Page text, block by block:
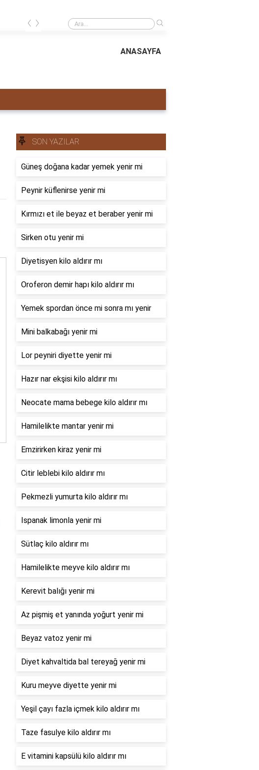
Havaalanında operatör ne iş yapar?
‹ ›
ANASAYFA
SON YAZILAR
Güneş doğana kadar yemek yenir mi
Peynir küflenirse yenir mi
Kırmızı et ile beyaz et beraber yenir mi
Sirken otu yenir mi
Diyetisyen kilo aldırır mı
Oroferon demir hapı kilo aldırır mı
Yemek spordan önce mi sonra mı yenir
Mini balkabağı yenir mi
Lor peyniri diyette yenir mi
Hazır nar ekşisi kilo aldırır mı
Neocate mama bebege kilo aldırır mı
Hamilelikte mantar yenir mi
Emzirirken kiraz yenir mi
Citir leblebi kilo aldırır mı
Pekmezli yumurta kilo aldırır mı
Ispanak limonla yenir mi
Sütlaç kilo aldırır mı
Hamilelikte meyve kilo aldırır mı
Kerevit balığı yenir mi
Az pişmiş et yanında yoğurt yenir mi
Beyaz vatoz yenir mi
Diyet kahvaltida bal tereyağ yenir mi
Kuru meyve diyette yenir mi
Yeşil çayı fazla içmek kilo aldırır mı
Taze fasulye kilo aldırır mı
E vitamini kapsülü kilo aldırır mı